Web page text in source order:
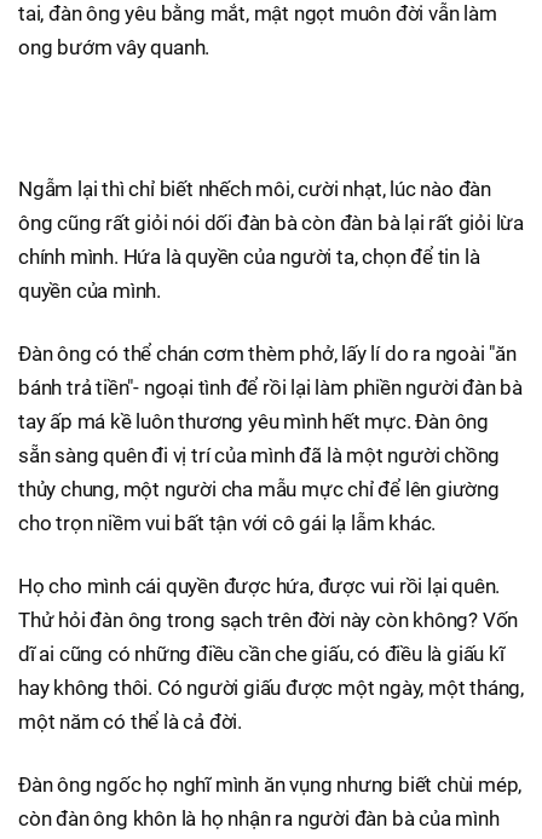
tai, đàn ông yêu bằng mắt, mật ngọt muôn đời vẫn làm
ong bướm vây quanh.
Ngẫm lại thì chỉ biết nhếch môi, cười nhạt, lúc nào đàn
ông cũng rất giỏi nói dối đàn bà còn đàn bà lại rất giỏi lừa
chính mình. Hứa là quyền của người ta, chọn để tin là
quyền của mình.
Đàn ông có thể chán cơm thèm phở, lấy lí do ra ngoài "ăn
bánh trả tiền"- ngoại tình để rồi lại làm phiền người đàn bà
tay ấp má kề luôn thương yêu mình hết mực. Đàn ông
sẵn sàng quên đi vị trí của mình đã là một người chồng
thủy chung, một người cha mẫu mực chỉ để lên giường
cho trọn niềm vui bất tận với cô gái lạ lẫm khác.
Họ cho mình cái quyền được hứa, được vui rồi lại quên.
Thử hỏi đàn ông trong sạch trên đời này còn không? Vốn
dĩ ai cũng có những điều cần che giấu, có điều là giấu kĩ
hay không thôi. Có người giấu được một ngày, một tháng,
một năm có thể là cả đời.
Đàn ông ngốc họ nghĩ mình ăn vụng nhưng biết chùi mép,
còn đàn ông khôn là họ nhận ra người đàn bà của mình